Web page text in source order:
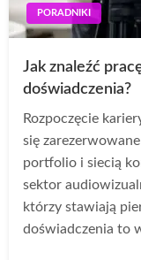
PORADNIKI
Jak znaleźć
doświadczenia?
Rozpoczęcie
się
portfolio i siecią
sektor
którzy stawiają
doświadczenia to